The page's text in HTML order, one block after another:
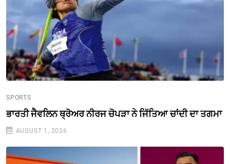
SPORTS
ਭਾਰਤੀ ਜੈਵਲਿਨ ਥ੍ਰੋਅਰ ਨੀਰਜ ਚੋਪੜਾ ਨੇ ਜਿੱਤਿਆ ਚਾਂਦੀ ਦਾ ਤਗਮਾ
AUGUST 1, 2026